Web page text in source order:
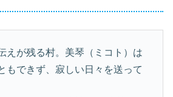
えが残る村。美琴（ミコト）は
もできず、寂しい日々を送って